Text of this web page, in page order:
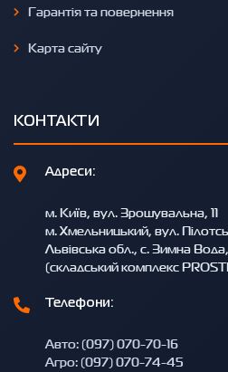
Гарантія та повернення
Карта сайту
КОНТАКТИ
Адреси:
м. Київ, вул. Зрошувальна, 11
м. Хмельницький, вул.
Львівська обл., с. Зимна
(складський комплекс
Телефони:
Авто: (097) 070-70-16
Агро: (097) 070-74-45